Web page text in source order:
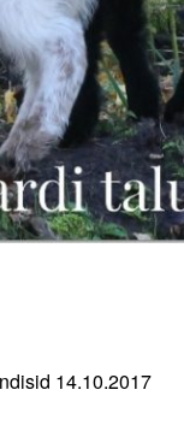
14.10.2017